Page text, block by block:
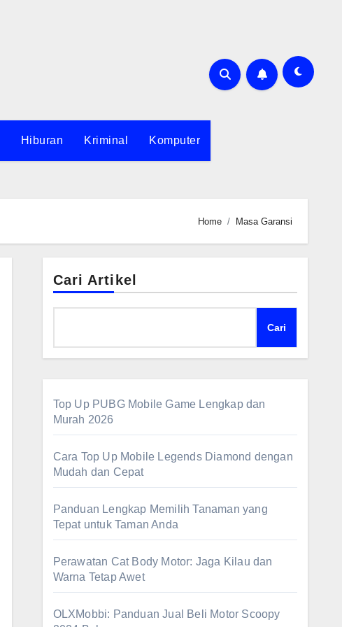
Hiburan Kriminal Komputer
Home Masa Garansi
Cari Artikel
Cari
Top Up PUBG Mobile Game Lengkap dan
Murah 2026
Cara Top Up Mobile Legends Diamond dengan
Mudah dan Cepat
Panduan Lengkap Memilih Tanaman yang
Tepat untuk Taman Anda
Perawatan Cat Body Motor: Jaga Kilau dan
Warna Tetap Awet
OLXMobbi: Panduan Jual Beli Motor Scoopy